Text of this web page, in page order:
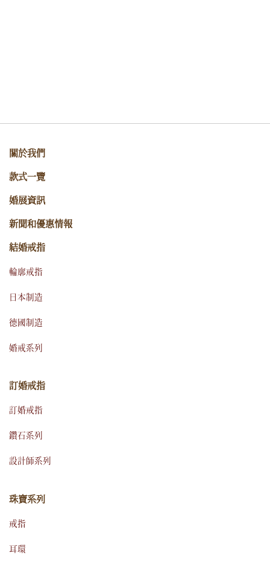
關於我們
款式一覽
婚展資訊
新聞和優惠情報
結婚戒指
輪廓戒指
日本制造
德國制造
婚戒系列
訂婚戒指
訂婚戒指
鑽石系列
設計師系列
珠寶系列
戒指
耳環